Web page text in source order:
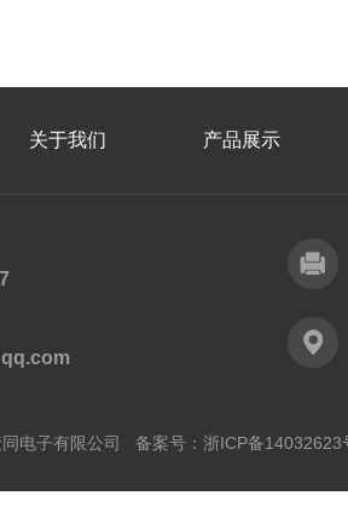
关于我们 产品展示
电子有限公司 备案号： 浙ICP备14032623